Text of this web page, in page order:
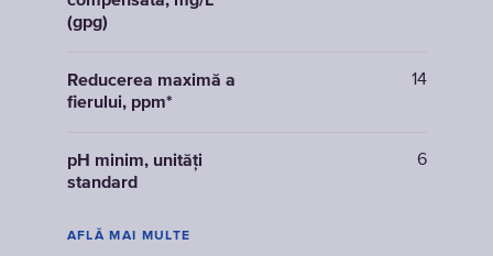
(gpg)
Reducerea maximă a
fierului, ppm*
14
pH minim, unități
standard
6
AFLĂ MAI MULTE